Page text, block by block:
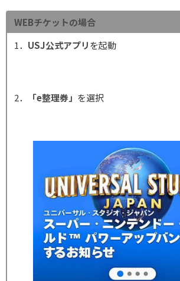
WEBチケットの場合
1． USJ公式アプリを起動
2． 「e整理券」 を選択